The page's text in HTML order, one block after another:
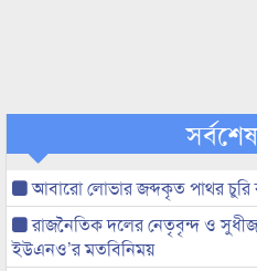
আবারো লোভার জব্দকৃত পাথর চুরি
রাজনৈতিক দলের নেতৃবৃন্দ ও
ইউএনও’র মতবিনিময়